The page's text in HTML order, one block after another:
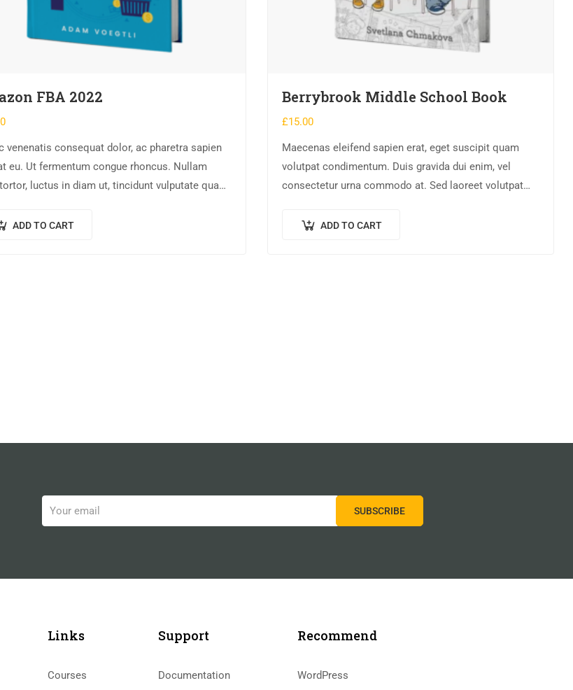
FBA 2022
venenatis consequat dolor, ac pharetra sapien
eu. Ut fermentum congue rhoncus. Nullam
luctus in diam ut, tincidunt vulputate quam.
ADD TO CART
Berrybrook Middle School Book
£15.00
Maecenas eleifend sapien erat, eget suscipit quam
volutpat condimentum. Duis gravida dui enim, vel
consectetur urna commodo at. Sed laoreet volutpat
ADD TO CART
Links​
Courses
Support
Documentation
Recommend
WordPress